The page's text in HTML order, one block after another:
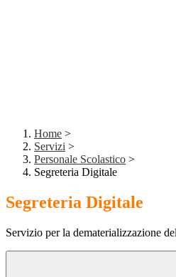
Home >
Servizi >
Personale Scolastico >
Segreteria Digitale
Segreteria Digitale
Servizio per la dematerializzazione